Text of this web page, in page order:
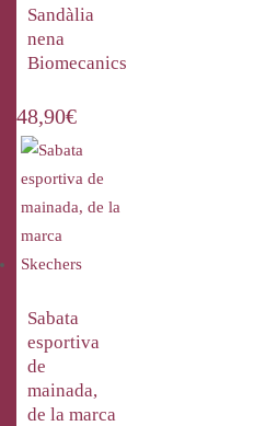
Sandàlia
nena
Biomecanics
48,90€
Sabata
esportiva
de
mainada,
de la marca